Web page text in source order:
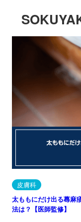
皮膚科
太ももにだけ出る蕁麻
法は？【医師監修】